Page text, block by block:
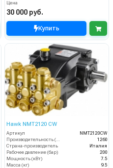
Цена
30 000 руб.
Купить
Hawk NMT2120 CW
Артикул
NMT2120CW
1260
Страна-производитель
Италия
Рабочее давление (бар)
200
Мощность (кВт)
7.5
Масса (кг)
9.5